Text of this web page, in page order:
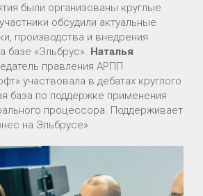
были организованы круглые
обсудили актуальные
производства и внедрения
базе «Эльбрус». Наталья
правления АРПП
участвовала в дебатах круглого
база по поддержке применения
процессора. Поддерживает
на Эльбрусе».